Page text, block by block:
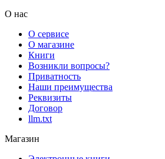
О нас
О сервисе
О магазине
Книги
Возникли вопросы?
Приватность
Наши преимущества
Реквизиты
Договор
llm.txt
Магазин